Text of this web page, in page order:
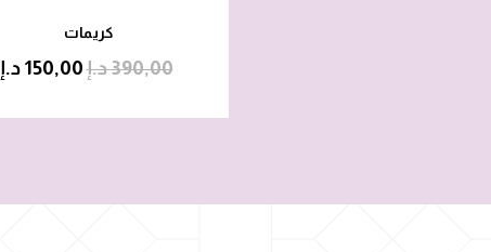
كريمات
390,00د.إ150,00 د.إ